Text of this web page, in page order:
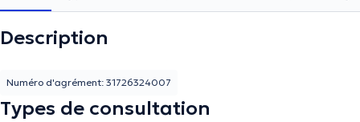
Description
Numéro d'agrément: 31726324007
Types de consultation